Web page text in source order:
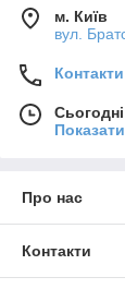
м. Київ
вул.
Контакти
Про нас
Контакти